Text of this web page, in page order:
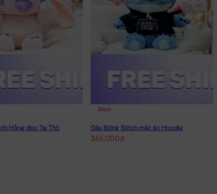
Hồng đeo Tai Thỏ
55cm
Gấu Bông Stitch mặc áo Hoodie
365,000đ